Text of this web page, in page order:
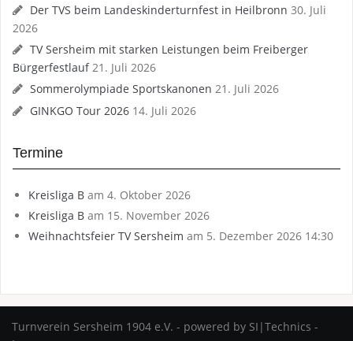
Der TVS beim Landeskinderturnfest in Heilbronn 30. Juli
2026
TV Sersheim mit starken Leistungen beim Freiberger
Bürgerfestlauf 21. Juli 2026
Sommerolympiade Sportskanonen 21. Juli 2026
GINKGO Tour 2026 14. Juli 2026
Termine
Kreisliga B am 4. Oktober 2026
Kreisliga B am 15. November 2026
Weihnachtsfeier TV Sersheim am 5. Dezember 2026 14:30
Turnverein Sersheim 1904 e.V. - powered by SI|Technics -